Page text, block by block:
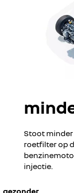
Stoot
roetfilter op
injectie.